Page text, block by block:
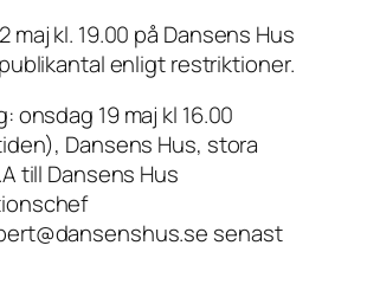
maj kl. 19.00 på Dansens Hus
enligt restriktioner.
onsdag 19 maj kl 16.00
Dansens Hus, stora
till Dansens Hus
senast